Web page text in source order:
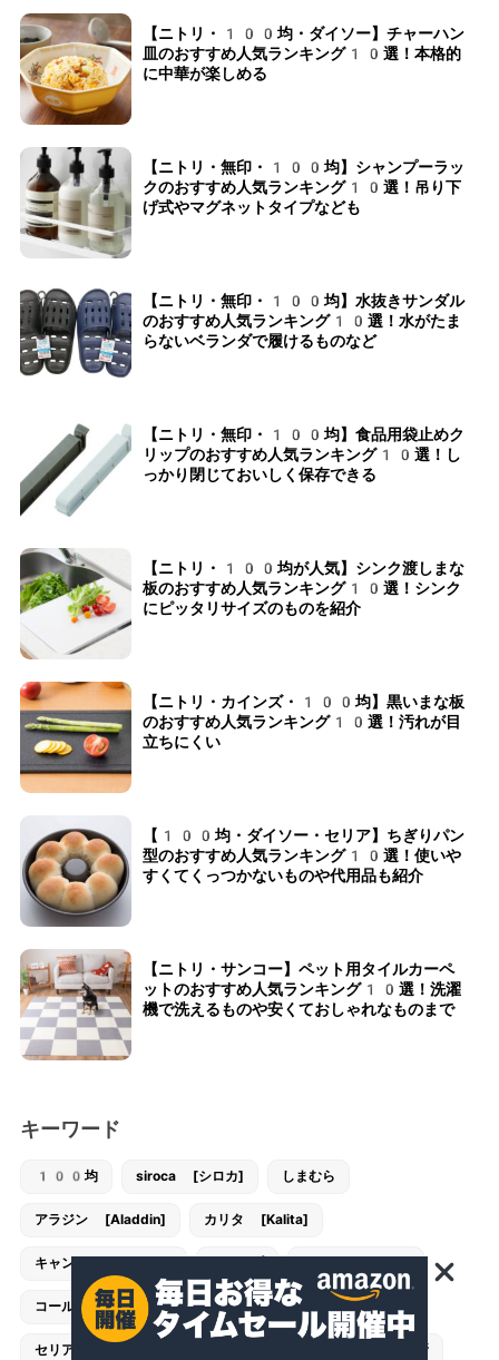
【ニトリ・100均・ダイソー】チャーハン
皿のおすすめ人気ランキング10選！本格的
に中華が楽しめる
【ニトリ・無印・100均】シャンプーラッ
クのおすすめ人気ランキング10選！吊り下
げ式やマグネットタイプなども
【ニトリ・無印・100均】水抜きサンダル
のおすすめ人気ランキング10選！水がたま
らないベランダで履けるものなど
【ニトリ・無印・100均】食品用袋止めク
リップのおすすめ人気ランキング10選！し
っかり閉じておいしく保存できる
【ニトリ・100均が人気】シンク渡しまな
板のおすすめ人気ランキング10選！シンク
にピッタリサイズのものを紹介
【ニトリ・カインズ・100均】黒いまな板
のおすすめ人気ランキング10選！汚れが目
立ちにくい
【100均・ダイソー・セリア】ちぎりパン
型のおすすめ人気ランキング10選！使いや
すくてくっつかないものや代用品も紹介
【ニトリ・サンコー】ペット用タイルカーペ
ットのおすすめ人気ランキング10選！洗濯
機で洗えるものや安くておしゃれなものまで
キーワード
100均 siroca [シロカ] しまむら
アラジン [Aladdin] カリタ [Kalita]
キャンドゥ [CanDo]
コールマン [Coleman] スタンレー [STANLEY]
セリア [Seria] トイレ・洗面所